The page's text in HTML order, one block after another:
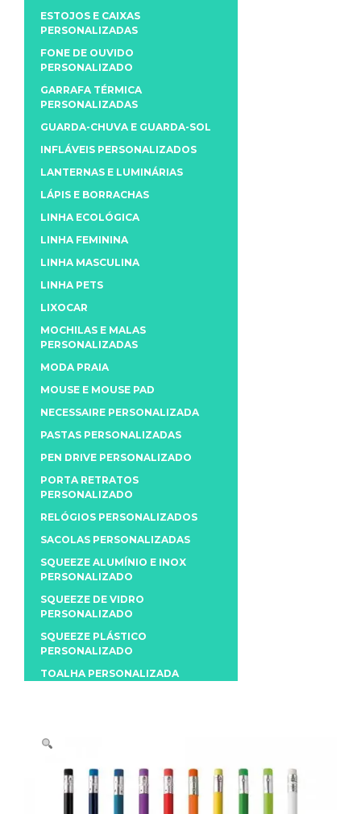
ESTOJOS E CAIXAS
PERSONALIZADAS
FONE DE OUVIDO
PERSONALIZADO
GARRAFA TÉRMICA
PERSONALIZADAS
GUARDA-CHUVA E GUARDA-SOL
INFLÁVEIS PERSONALIZADOS
LANTERNAS E LUMINÁRIAS
LÁPIS E BORRACHAS
LINHA ECOLÓGICA
LINHA FEMININA
LINHA MASCULINA
LINHA PETS
LIXOCAR
MOCHILAS E MALAS
PERSONALIZADAS
MODA PRAIA
MOUSE E MOUSE PAD
NECESSAIRE PERSONALIZADA
PASTAS PERSONALIZADAS
PEN DRIVE PERSONALIZADO
PORTA RETRATOS
PERSONALIZADO
RELÓGIOS PERSONALIZADOS
SACOLAS PERSONALIZADAS
SQUEEZE ALUMÍNIO E INOX
PERSONALIZADO
SQUEEZE DE VIDRO
PERSONALIZADO
SQUEEZE PLÁSTICO
PERSONALIZADO
TOALHA PERSONALIZADA